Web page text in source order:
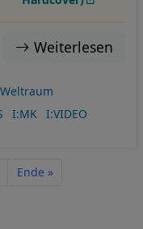
Weiterlesen
Weltraum
I:MK I:VIDEO
Seite
Letzte Seite
Ende »